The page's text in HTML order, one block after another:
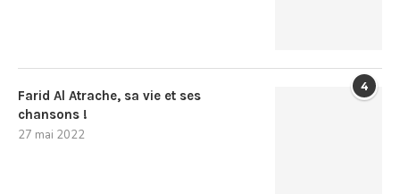
4
Farid Al Atrache, sa vie et ses
chansons !
27 mai 2022